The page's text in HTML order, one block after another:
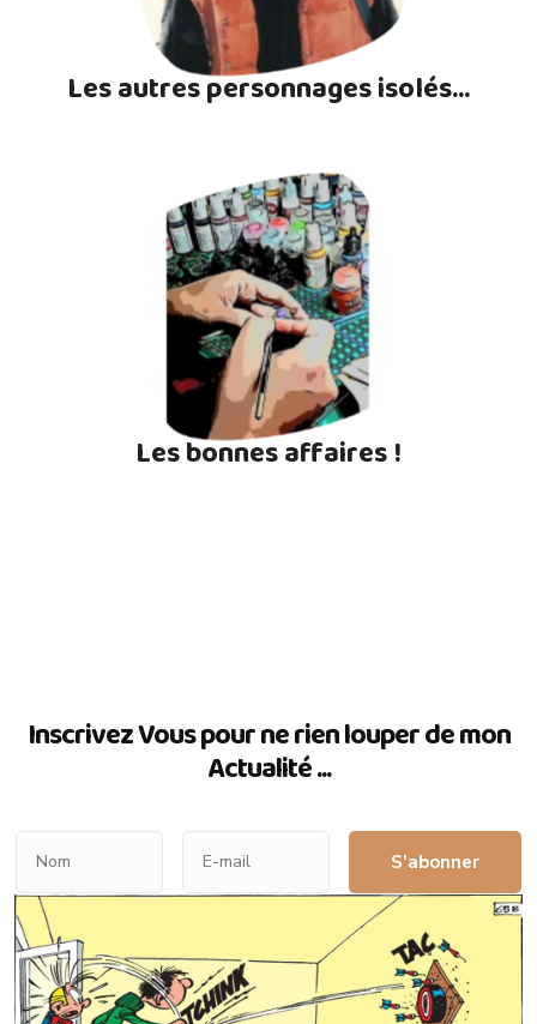
Les autres personnages isolés...
Les bonnes affaires !
Inscrivez Vous pour ne rien louper de mon
Actualité ...
S’abonner